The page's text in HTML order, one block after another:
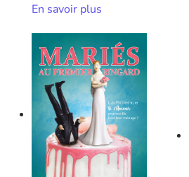
En savoir plus